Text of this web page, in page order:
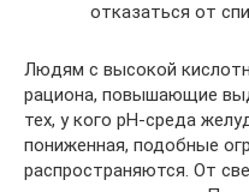
отказаться от
Людям с высокой
рациона, повышающие
тех, у кого pH-среда
пониженная, подобные
распространяются. От